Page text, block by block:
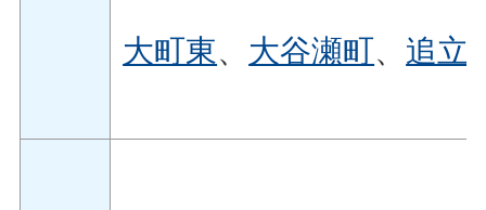
大町東、 大谷瀬町、 追立